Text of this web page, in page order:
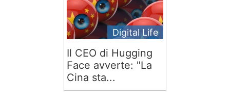
Digital Life
Il CEO di Hugging
Face avverte: "La
Cina sta...